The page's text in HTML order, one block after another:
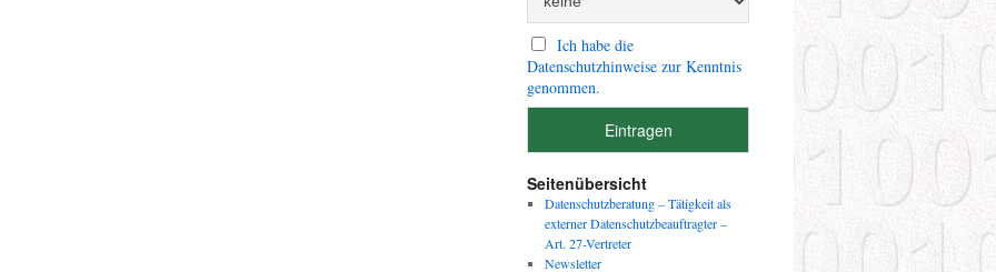
Ich habe die
Datenschutzhinweise zur Kenntnis
genommen.
Seitenübersicht
Datenschutzberatung – Tätigkeit als
externer Datenschutzbeauftragter –
Art. 27-Vertreter
Newsletter